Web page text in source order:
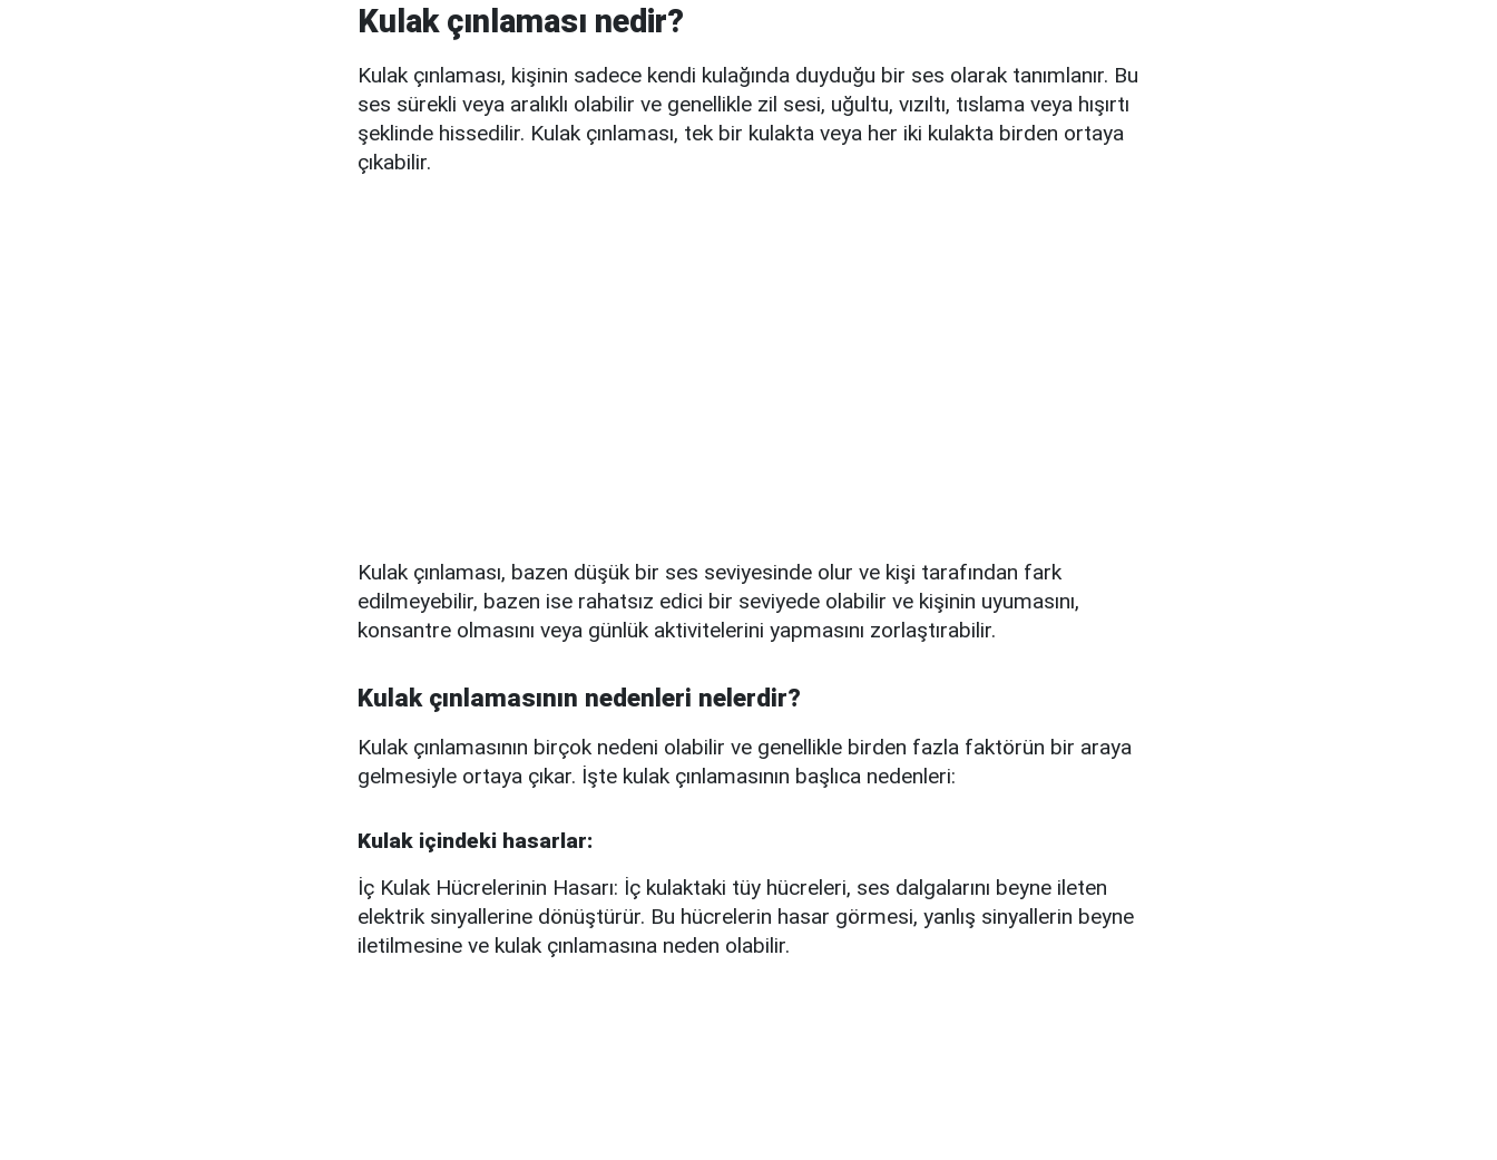
Kulak çınlaması nedir?
Kulak çınlaması, kişinin sadece kendi kulağında duyduğu bir ses olarak tanımlanır. Bu
ses sürekli veya aralıklı olabilir ve genellikle zil sesi, uğultu, vızıltı, tıslama veya hışırtı
şeklinde hissedilir. Kulak çınlaması, tek bir kulakta veya her iki kulakta birden ortaya
çıkabilir.
Kulak çınlaması, bazen düşük bir ses seviyesinde olur ve kişi tarafından fark
edilmeyebilir, bazen ise rahatsız edici bir seviyede olabilir ve kişinin uyumasını,
konsantre olmasını veya günlük aktivitelerini yapmasını zorlaştırabilir.
Kulak çınlamasının nedenleri nelerdir?
Kulak çınlamasının birçok nedeni olabilir ve genellikle birden fazla faktörün bir araya
gelmesiyle ortaya çıkar. İşte kulak çınlamasının başlıca nedenleri:
Kulak içindeki hasarlar:
İç Kulak Hücrelerinin Hasarı: İç kulaktaki tüy hücreleri, ses dalgalarını beyne ileten
elektrik sinyallerine dönüştürür. Bu hücrelerin hasar görmesi, yanlış sinyallerin beyne
iletilmesine ve kulak çınlamasına neden olabilir.